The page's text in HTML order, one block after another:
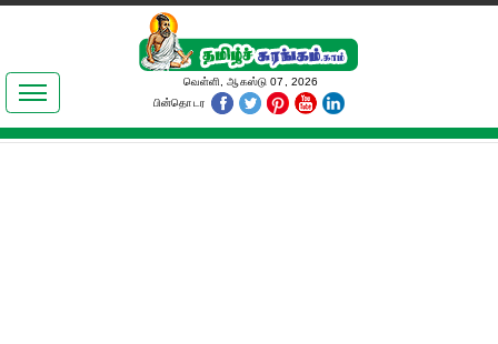
இலக்கியங்கள்
தமிழ் உலகம்
வெள்ளி, ஆகஸ்டு 07, 2026
பின்தொடர